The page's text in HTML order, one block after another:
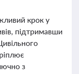
крок у
підтримавши
з